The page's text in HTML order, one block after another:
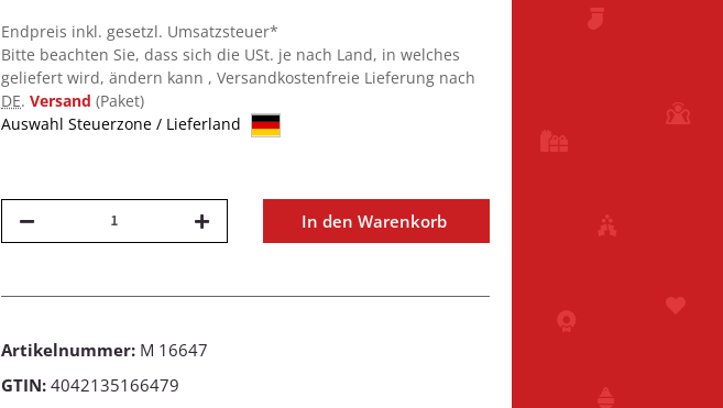
Endpreis inkl. gesetzl. Umsatzsteuer*
Bitte beachten Sie, dass sich die USt. je nach Land, in welches
geliefert wird, ändern kann , Versandkostenfreie Lieferung nach
DE. Versand (Paket)
Auswahl Steuerzone / Lieferland
In den Warenkorb
Artikelnummer: M 16647
GTIN: 4042135166479